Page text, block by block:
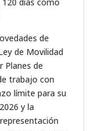
de
de Movilidad
Planes de
trabajo con
límite para su
y la